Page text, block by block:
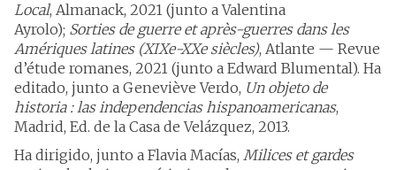
Local, Almanack, 2021 (junto a Valentina
Ayrolo); Sorties de guerre et après-guerres dans les
Amériques latines (XIXe-XXe siècles), Atlante — Revue
d’étude romanes, 2021 (junto a Edward Blumental). Ha
editado, junto a Geneviève Verdo, Un objeto de
historia : las independencias hispanoamericanas,
Madrid, Ed. de la Casa de Velázquez, 2013.
Ha dirigido, junto a Flavia Macías, Milices et gardes